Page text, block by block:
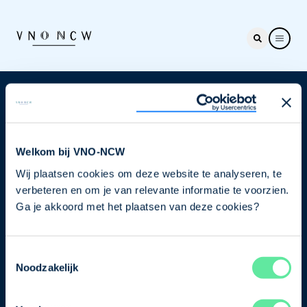
Welkom bij VNO-NCW
Wij plaatsen cookies om deze website te analyseren, te
verbeteren en om je van relevante informatie te voorzien.
Ga je akkoord met het plaatsen van deze cookies?
Noodzakelijk
Nieuwsbrief
je nu in voor de VNO-NCW nieuwsbrief.
Schrijf je in
Direct naar
Ons verhaal